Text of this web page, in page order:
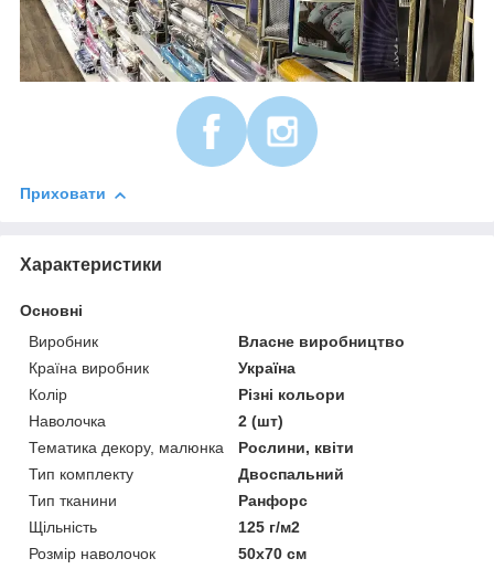
Приховати
Характеристики
Основні
Виробник
Власне виробництво
Країна виробник
Україна
Колір
Різні кольори
Наволочка
2 (шт)
Тематика декору, малюнка
Рослини, квіти
Тип комплекту
Двоспальний
Тип тканини
Ранфорс
Щільність
125 г/м2
Розмір наволочок
50х70 см